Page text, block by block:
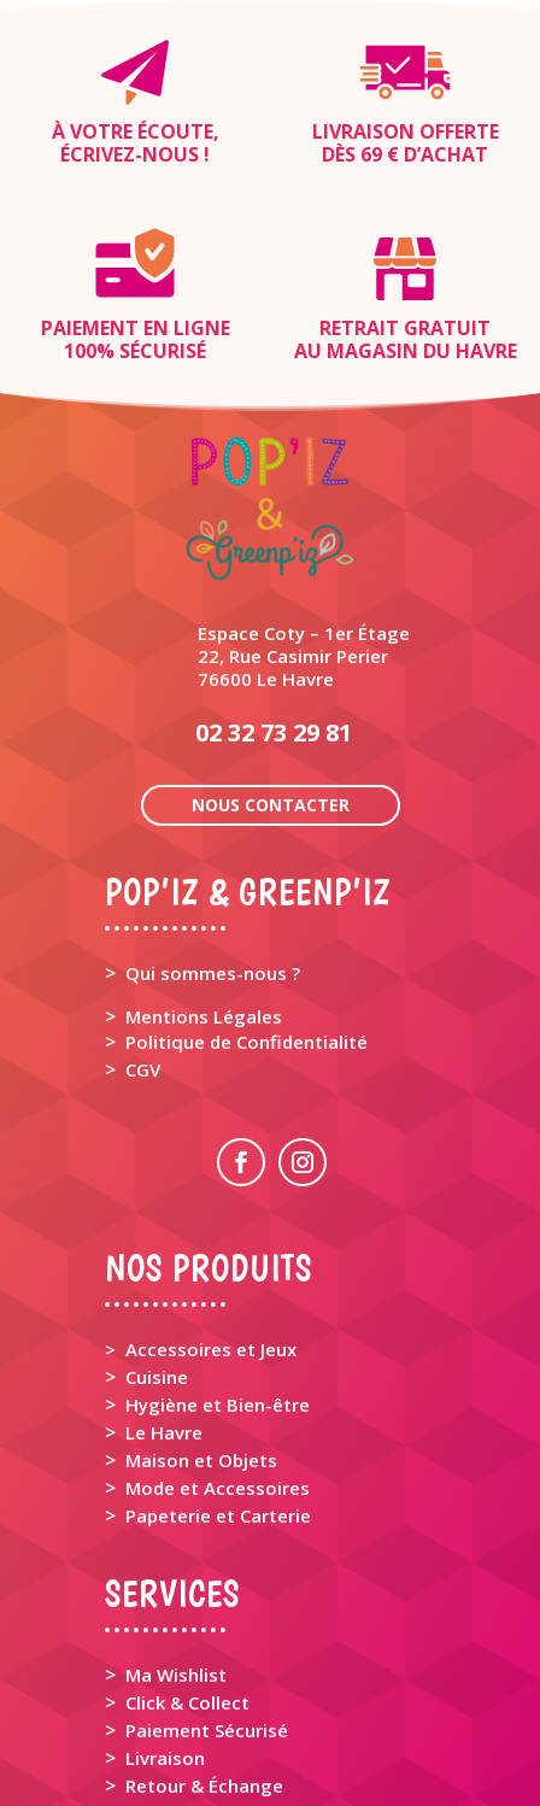
À VOTRE ÉCOUTE,
ÉCRIVEZ-NOUS !
LIVRAISON OFFERTE
DÈS 69 € D’ACHAT
PAIEMENT EN LIGNE
100% SÉCURISÉ
RETRAIT GRATUIT
AU MAGASIN DU HAVRE
Espace Coty – 1er Étage
22, Rue Casimir Perier
76600 Le Havre
02 32 73 29 81
NOUS CONTACTER
POP’IZ & GREENP’IZ
> Qui sommes-nous ?
> Mentions Légales
> Politique de Confidentialité
> CGV
NOS PRODUITS
> Accessoires et Jeux
> Cuisine
> Hygiène et Bien-être
> Le Havre
> Maison et Objets
> Mode et Accessoires
> Papeterie et Carterie
SERVICES
> Ma Wishlist
> Click & Collect
> Paiement Sécurisé
> Livraison
> Retour & Échange